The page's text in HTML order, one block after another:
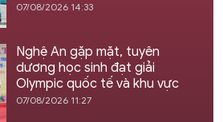
07/08/2026 14:33
Nghệ An gặp mặt, tuyên
dương học sinh đạt giải
Olympic quốc tế và khu vực
07/08/2026 11:27